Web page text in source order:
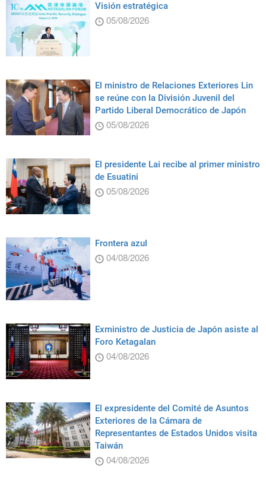
Visión estratégica
05/08/2026
El ministro de Relaciones Exteriores Lin
se reúne con la División Juvenil del
Partido Liberal Democrático de Japón
05/08/2026
El presidente Lai recibe al primer ministro
de Esuatini
05/08/2026
Frontera azul
04/08/2026
Exministro de Justicia de Japón asiste al
Foro Ketagalan
04/08/2026
El expresidente del Comité de Asuntos
Exteriores de la Cámara de
Representantes de Estados Unidos visita
Taiwán
04/08/2026